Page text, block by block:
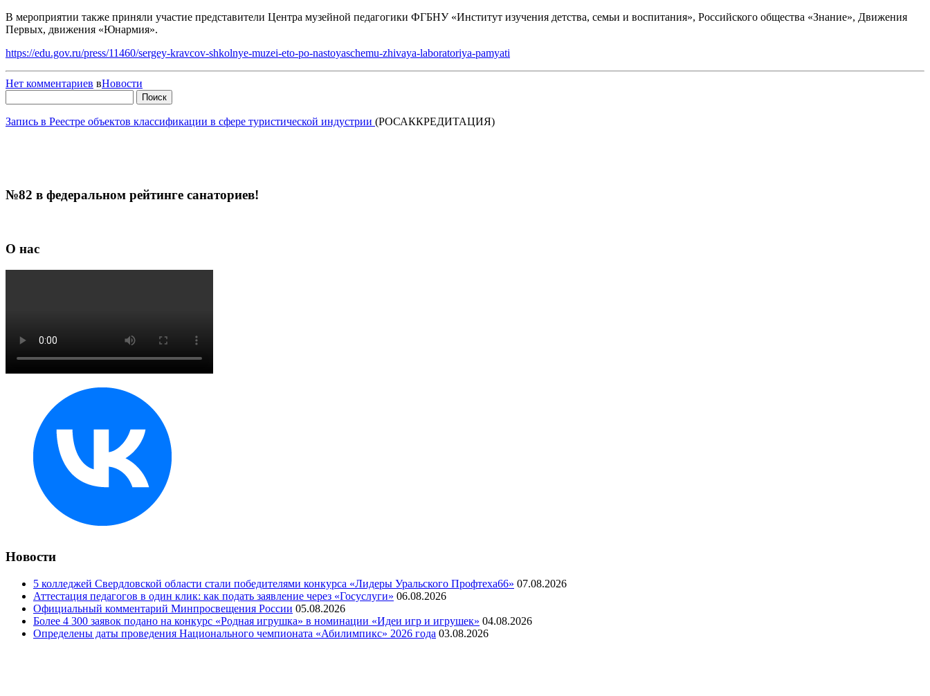
В мероприятии также приняли участие представители Центра музейной педагогики ФГБНУ «Институт изучения детства, семьи и воспитания», Российского общества «Знание», Движения
Первых, движения «Юнармия».
https://edu.gov.ru/press/11460/sergey-kravcov-shkolnye-muzei-eto-po-nastoyaschemu-zhivaya-laboratoriya-pamyati
Нет комментариев вНовости
Запись в Реестре объектов классификации в сфере туристической индустрии (РОСАККРЕДИТАЦИЯ)
№82 в федеральном рейтинге санаториев!
О нас
Новости
5 колледжей Свердловской области стали победителями конкурса «Лидеры Уральского Профтеха66» 07.08.2026
Аттестация педагогов в один клик: как подать заявление через «Госуслуги» 06.08.2026
Официальный комментарий Минпросвещения России 05.08.2026
Более 4 300 заявок подано на конкурс «Родная игрушка» в номинации «Идеи игр и игрушек» 04.08.2026
Определены даты проведения Национального чемпионата «Абилимпикс» 2026 года 03.08.2026